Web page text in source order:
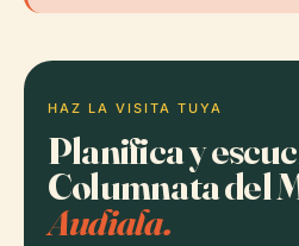
HAZ LA VISITA TUYA
Planifica y
Columnata del
Audiala.